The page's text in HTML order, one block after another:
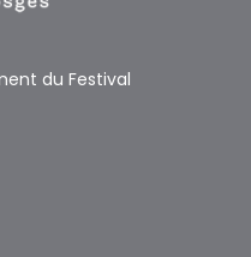
du Festival